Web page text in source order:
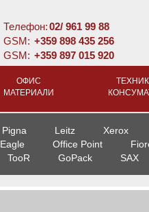
Телефон:02/ 961 99 88
GSM: +359 898 435 256
GSM: +359 897 015 920
ОФИС
МАТЕРИАЛИ
Pigna Leitz
Xerox
Eagle Office Point
TooR GoPack SAX